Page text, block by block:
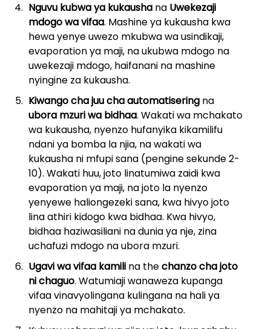
Nguvu kubwa ya kukausha na Uwekezaji
mdogo wa vifaa. Mashine ya kukausha kwa
hewa yenye uwezo mkubwa wa usindikaji,
evaporation ya maji, na ukubwa mdogo na
uwekezaji mdogo, haifanani na mashine
nyingine za kukausha.
Kiwango cha juu cha automatisering na
ubora mzuri wa bidhaa. Wakati wa mchakato
wa kukausha, nyenzo hufanyika kikamilifu
ndani ya bomba la njia, na wakati wa
kukausha ni mfupi sana (pengine sekunde 2-
10). Wakati huu, joto linatumiwa zaidi kwa
evaporation ya maji, na joto la nyenzo
yenyewe haliongezeki sana, kwa hivyo joto
lina athiri kidogo kwa bidhaa. Kwa hivyo,
bidhaa haziwasiliani na dunia ya nje, zina
uchafuzi mdogo na ubora mzuri.
Ugavi wa vifaa kamili na thechanzo cha joto
ni chaguo. Watumiaji wanaweza kupanga
vifaa vinavyolingana kulingana na hali ya
nyenzo na mahitaji ya mchakato.